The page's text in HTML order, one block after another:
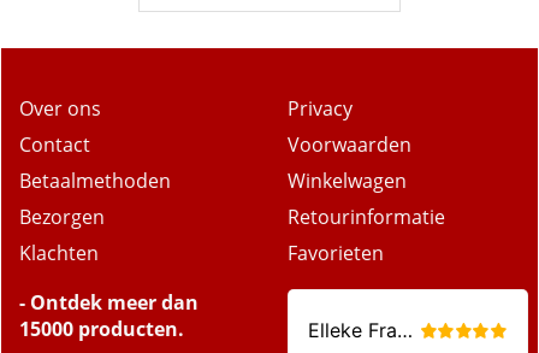
Over ons
Contact
Betaalmethoden
Bezorgen
Klachten
Privacy
Voorwaarden
Winkelwagen
Retourinformatie
Favorieten
- Ontdek meer dan
15000 producten.